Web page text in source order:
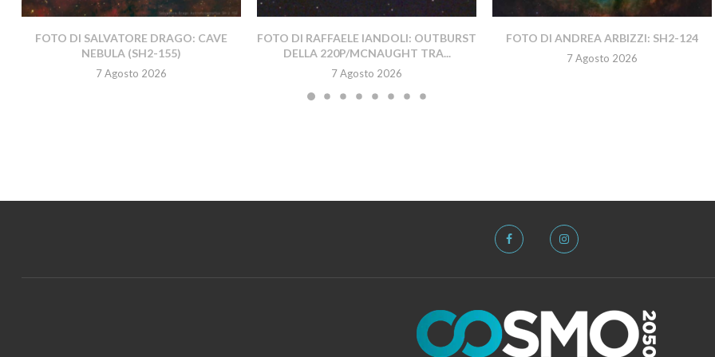
FOTO DI SALVATORE DRAGO: CAVE
NEBULA (SH2-155)
7 Agosto 2026
FOTO DI RAFFAELE IANDOLI: OUTBURST
DELLA 220P/MCNAUGHT TRA...
7 Agosto 2026
FOTO DI ANDREA ARBIZZI: SH2-124
7 Agosto 2026